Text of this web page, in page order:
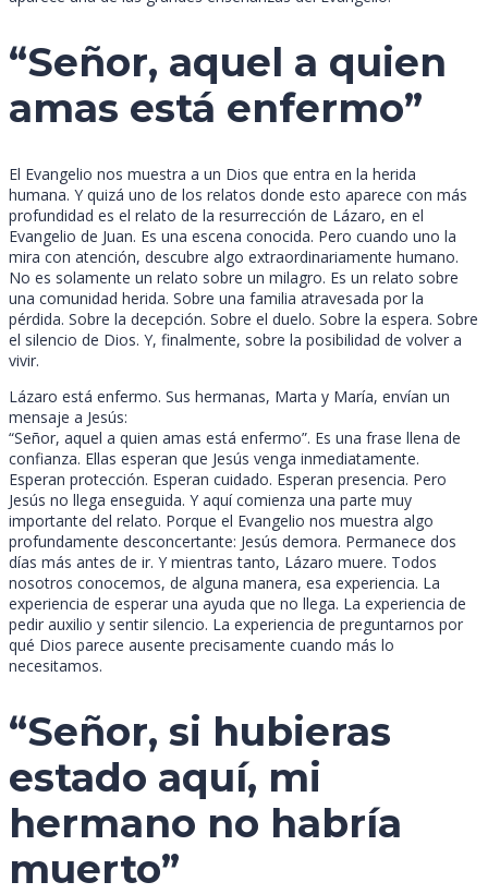
“Señor, aquel a quien
amas está enfermo”
El Evangelio nos muestra a un Dios que entra en la herida
humana. Y quizá uno de los relatos donde esto aparece con más
profundidad es el relato de la resurrección de Lázaro, en el
Evangelio de Juan. Es una escena conocida. Pero cuando uno la
mira con atención, descubre algo extraordinariamente humano.
No es solamente un relato sobre un milagro. Es un relato sobre
una comunidad herida. Sobre una familia atravesada por la
pérdida. Sobre la decepción. Sobre el duelo. Sobre la espera. Sobre
el silencio de Dios. Y, finalmente, sobre la posibilidad de volver a
vivir.
Lázaro está enfermo. Sus hermanas, Marta y María, envían un
mensaje a Jesús:
“Señor, aquel a quien amas está enfermo”. Es una frase llena de
confianza. Ellas esperan que Jesús venga inmediatamente.
Esperan protección. Esperan cuidado. Esperan presencia. Pero
Jesús no llega enseguida. Y aquí comienza una parte muy
importante del relato. Porque el Evangelio nos muestra algo
profundamente desconcertante: Jesús demora. Permanece dos
días más antes de ir. Y mientras tanto, Lázaro muere. Todos
nosotros conocemos, de alguna manera, esa experiencia. La
experiencia de esperar una ayuda que no llega. La experiencia de
pedir auxilio y sentir silencio. La experiencia de preguntarnos por
qué Dios parece ausente precisamente cuando más lo
necesitamos.
“Señor, si hubieras
estado aquí, mi
hermano no habría
muerto”